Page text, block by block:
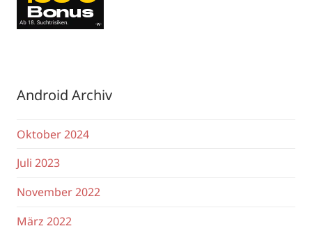
Android Archiv
Oktober 2024
Juli 2023
November 2022
März 2022